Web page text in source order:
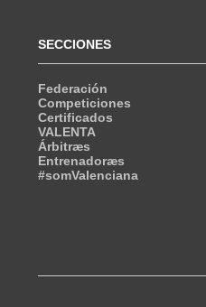
SECCIONES
Federación
Competiciones
Certificados
VALENTA
Árbitræs
Entrenadoræs
#somValenciana